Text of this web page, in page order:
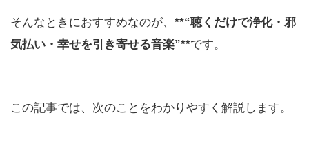
そんなときにおすすめなのが、 **“聴くだけで浄化・邪
気払い・幸せを引き寄せる音楽”**です。
この記事では、次のことをわかりやすく解説します。